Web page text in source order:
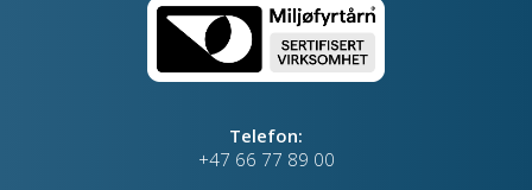
Telefon:
+47 66 77 89 00